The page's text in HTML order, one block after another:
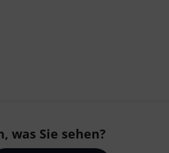
was Sie sehen?